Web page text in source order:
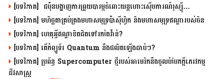
[បទវិភាគ] ជប៉ុនបង្ហាញការព្រួយបារម្ភចំពោះយន្តហោះស៊ើបការណ៍រុស្ស៊ី…
[បទវិភាគ] មហិច្ឆតាគ្រប់គ្រងមហាសមុទ្រប៉ាស៊ីហ្វិក និងមហាសមុទ្រឥណ្ឌារបស់ចិន
[បទវិភាគ] ហេតុអ្វីឥណ្ឌាខិតជិតទៅរកតៃវ៉ាន់?
[បទវិភាគ] តើកំព្យូទ័រ Quantum នឹងផលិតឡើងឆាប់ៗ?
[បទវិភាគ] ប្រព័ន្ធ Supercomputer ថ្មីរបស់អាមេរិកនឹងចូលបំបែកក្តីភេរវកម្ម
ជីវសាស្រ្ត